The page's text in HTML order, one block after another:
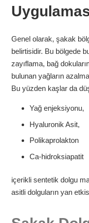
Genel olarak, şakak
belirtisidir. Bu bölgede
zayıflama, bağ
bulunan yağların
Bu yüzden kaşlar da
Yağ enjeksiyonu,
Hyaluronik Asit,
Polikaprolakton
Ca-hidroksiapatit
içerikli sentetik dolgu
asitli dolguların yan